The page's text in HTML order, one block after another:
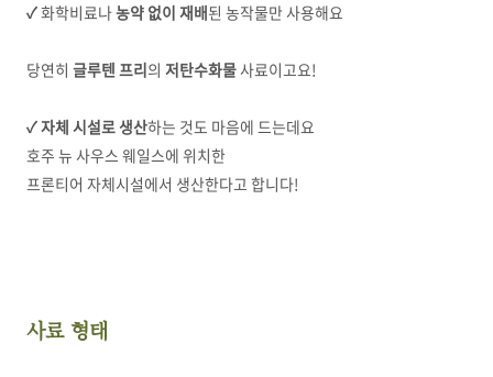
✓화학비료나농약 없이 재배된 농작물만 사용해요
당연히 글루텐 프리의 저탄수화물 사료이고요!
✓자체 시설로 생산하는 것도 마음에 드는데요
호주 뉴 사우스 웨일스에 위치한
프론티어 자체시설에서 생산한다고 합니다!
사료 형태